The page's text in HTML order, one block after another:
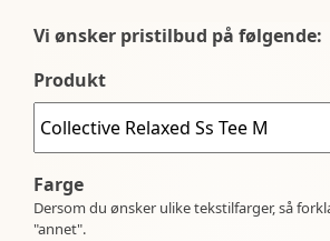
Vi ønsker pristilbud på følgende:
Produkt
Farge
Dersom du ønsker ulike tekstilfarger, så
"annet".